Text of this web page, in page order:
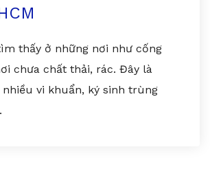
thấy ở những nơi như cống
chưa chất thải, rác. Đây là
vi khuẩn, ký sinh trùng